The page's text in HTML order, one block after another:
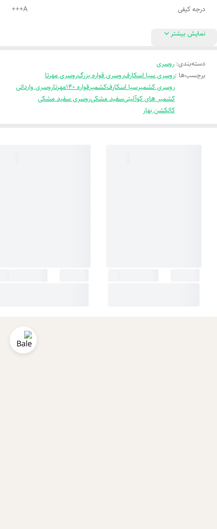
درجه کیفی A+++
نمایش بیشتر
دسته‌بندی: روسری
برچسب‌ها :روسری سیا اسکارفروسری قواره بزرگروسری مهرتا
روسری کشمیرسیا اسکارفکشمیرقواره 140 مهرتاروسری وارداتی
کشمیر های کوآلیتیسفید مشکیروسری سفید مشکی
کالکشن بهار